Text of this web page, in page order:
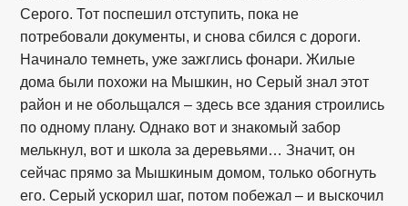
Серого. Тот поспешил отступить, пока не
потребовали документы, и снова сбился с дороги.
Начинало темнеть, уже зажглись фонари. Жилые
дома были похожи на Мышкин, но Серый знал этот
район и не обольщался – здесь все здания строились
по одному плану. Однако вот и знакомый забор
мелькнул, вот и школа за деревьями… Значит, он
сейчас прямо за Мышкиным домом, только обогнуть
его. Серый ускорил шаг, потом побежал – и выскочил